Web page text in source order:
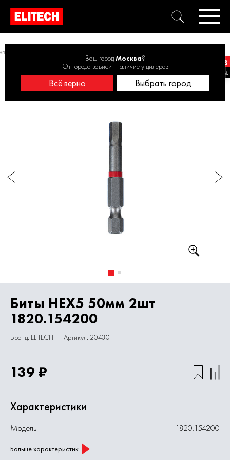
Ваш городМосква?
От города зависит наличие у дилеров
Всё верно Выбрать город
Биты HEX5 50мм 2шт
1820.154200
Бренд: ELITECH Артикул: 204301
139 ₽
Характеристики
Модель 1820.154200
Больше характеристик